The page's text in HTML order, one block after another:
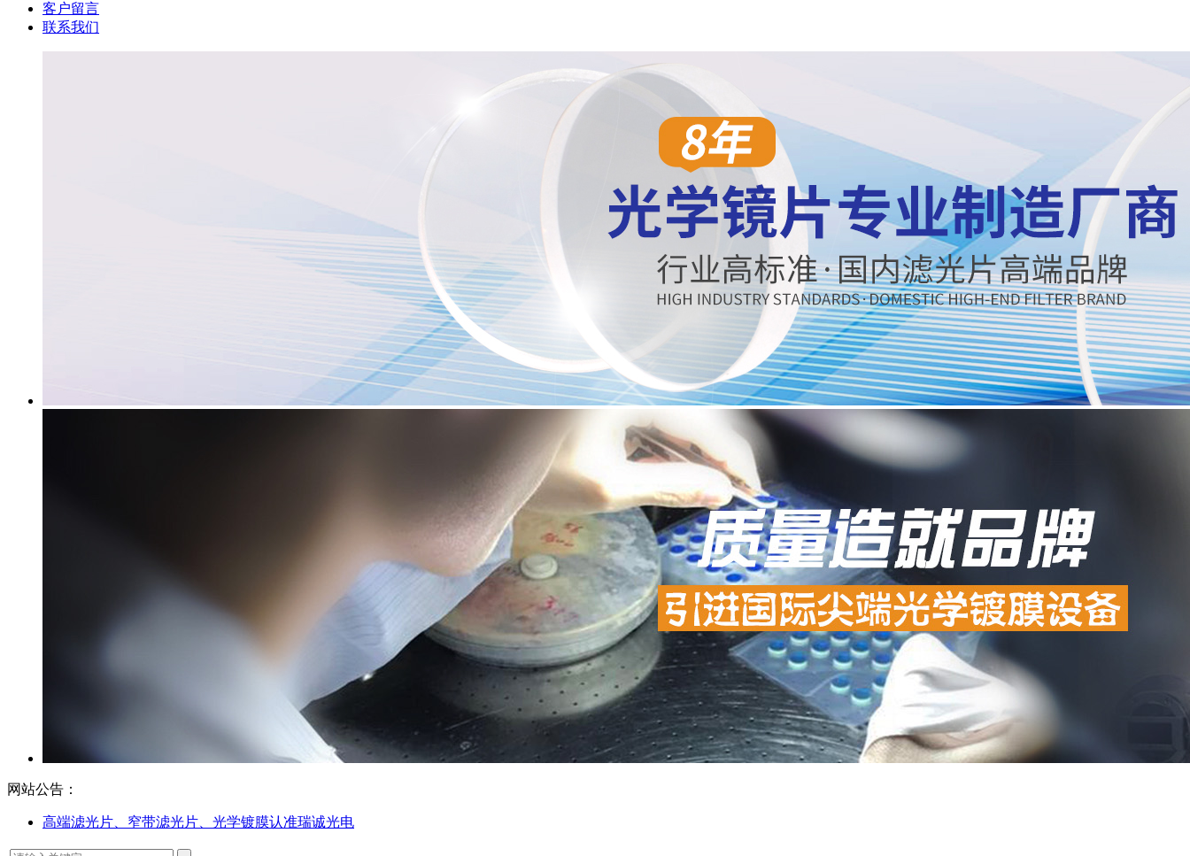
客户留言
联系我们
网站公告：
高端滤光片、窄带滤光片、光学镀膜认准瑞诚光电